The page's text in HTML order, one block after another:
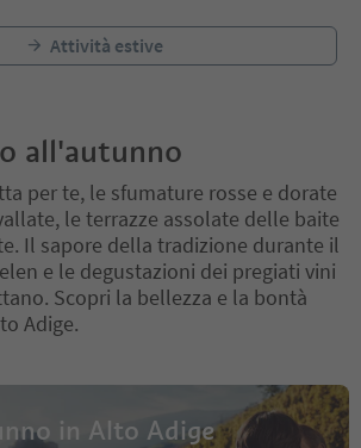
Attività estive
all'autunno
per te, le sfumature rosse e dorate
le terrazze assolate delle baite
Il sapore della tradizione durante il
e le degustazioni dei pregiati vini
Scopri la bellezza e la bontà
Adige.
in Alto Adige